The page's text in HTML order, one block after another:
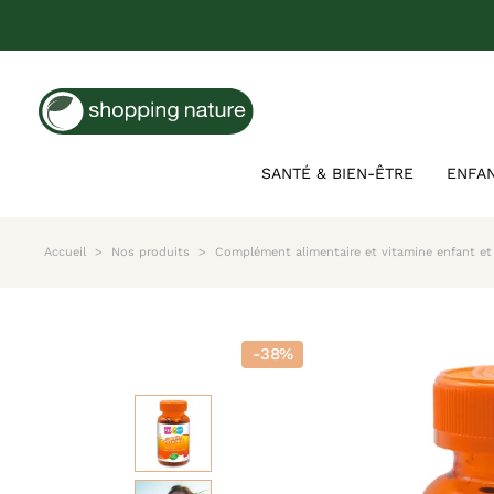
SANTÉ & BIEN-ÊTRE
Accueil Nos produits Complément alimentaire et vitamine enfant et
-38%